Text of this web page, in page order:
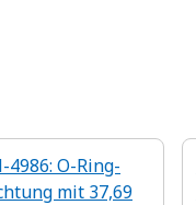
4986: O-Ring-
mit 37,69